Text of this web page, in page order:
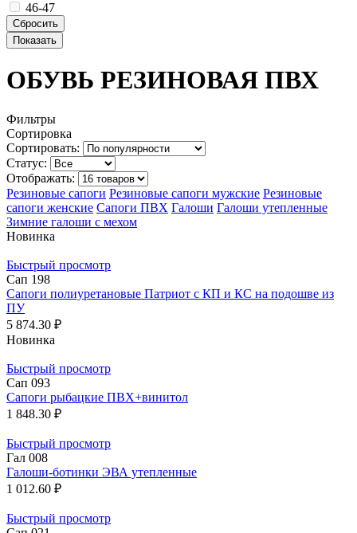
46-47
ОБУВЬ РЕЗИНОВАЯ ПВХ
Фильтры
Сортировка
Сортировать:
Статус:
Отображать:
Резиновые сапоги Резиновые сапоги мужские Резиновые
сапоги женские Сапоги ПВХ Галоши Галоши утепленные
Зимние галоши с мехом
Новинка
Быстрый просмотр
Сап 198
Сапоги полиуретановые Патриот с КП и КС на подошве из
ПУ
5 874.30 ₽
Новинка
Быстрый просмотр
Сап 093
Сапоги рыбацкие ПВХ+винитол
1 848.30 ₽
Быстрый просмотр
Гал 008
Галоши-ботинки ЭВА утепленные
1 012.60 ₽
Быстрый просмотр